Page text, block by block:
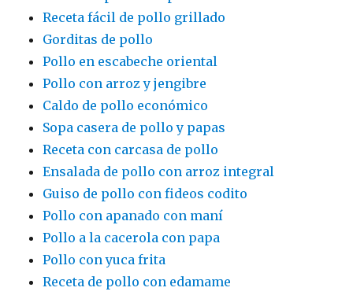
Receta fácil de pollo grillado
Gorditas de pollo
Pollo en escabeche oriental
Pollo con arroz y jengibre
Caldo de pollo económico
Sopa casera de pollo y papas
Receta con carcasa de pollo
Ensalada de pollo con arroz integral
Guiso de pollo con fideos codito
Pollo con apanado con maní
Pollo a la cacerola con papa
Pollo con yuca frita
Receta de pollo con edamame